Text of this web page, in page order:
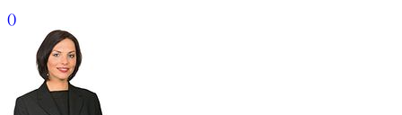
()